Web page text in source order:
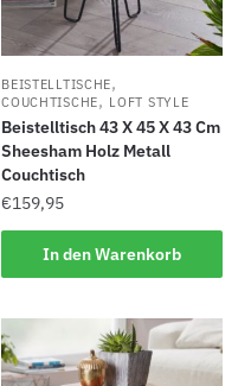
BEISTELLTISCHE,
COUCHTISCHE, LOFT STYLE
Beistelltisch 43 X 45 X 43 Cm
Sheesham Holz Metall
Couchtisch
€159,95
In den Warenkorb